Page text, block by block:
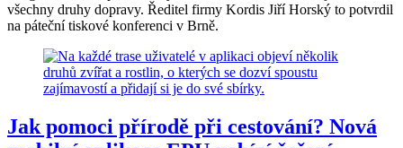
všechny druhy dopravy. Ředitel firmy Kordis Jiří Horský to potvrdil
na páteční tiskové konferenci v Brně.
Jak pomoci přírodě při cestování? Nová